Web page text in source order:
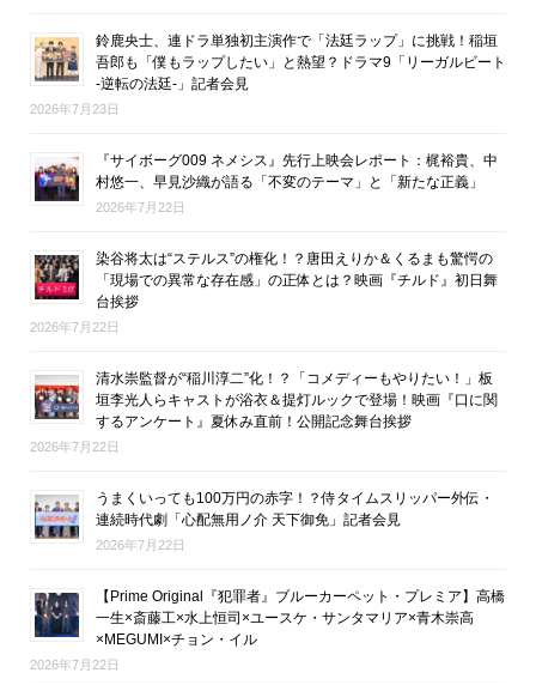
鈴鹿央士、連ドラ単独初主演作で「法廷ラップ」に挑戦！稲垣
吾郎も「僕もラップしたい」と熱望？ドラマ9「リーガルビート
-逆転の法廷-」記者会見
2026年7月23日
『サイボーグ009 ネメシス』先行上映会レポート：梶裕貴、中
村悠一、早見沙織が語る「不変のテーマ」と「新たな正義」
2026年7月22日
染谷将太は“ステルス”の権化！？唐田えりか＆くるまも驚愕の
「現場での異常な存在感」の正体とは？映画『チルド』初日舞
台挨拶
2026年7月22日
清水崇監督が“稲川淳二”化！？「コメディーもやりたい！」板
垣李光人らキャストが浴衣＆提灯ルックで登場！映画『口に関
するアンケート』夏休み直前！公開記念舞台挨拶
2026年7月22日
うまくいっても100万円の赤字！？侍タイムスリッパー外伝・
連続時代劇「心配無用ノ介 天下御免」記者会見
2026年7月22日
【Prime Original『犯罪者』ブルーカーペット・プレミア】高橋
一生×斎藤工×水上恒司×ユースケ・サンタマリア×青木崇高
×MEGUMI×チョン・イル
2026年7月22日